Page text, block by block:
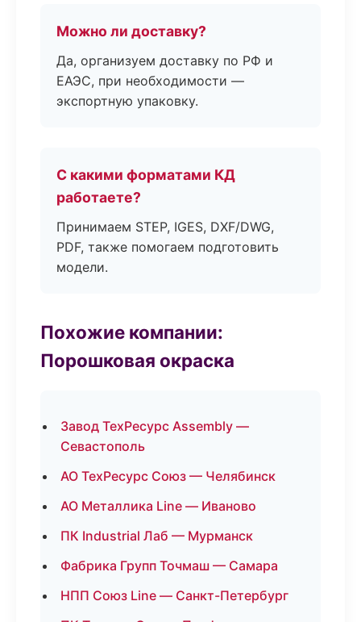
Можно ли доставку?
Да, организуем доставку по РФ и
ЕАЭС, при необходимости —
экспортную упаковку.
С какими форматами КД
работаете?
Принимаем STEP, IGES, DXF/DWG,
PDF, также помогаем подготовить
модели.
Похожие компании:
Порошковая окраска
Завод ТехРесурс Assembly —
Севастополь
АО ТехРесурс Союз — Челябинск
АО Металлика Line — Иваново
ПК Industrial Лаб — Мурманск
Фабрика Групп Точмаш — Самара
НПП Союз Line — Санкт-Петербург